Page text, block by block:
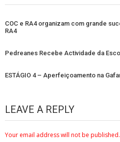
COC e RA4 organizam com grande
RA4
Pedreanes Recebe Actividade da
ESTÁGIO 4 – Aperfeiçoamento na
LEAVE A REPLY
Your email address will not be published.